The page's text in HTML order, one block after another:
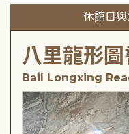
休館日
八里龍形
Bail Longxing